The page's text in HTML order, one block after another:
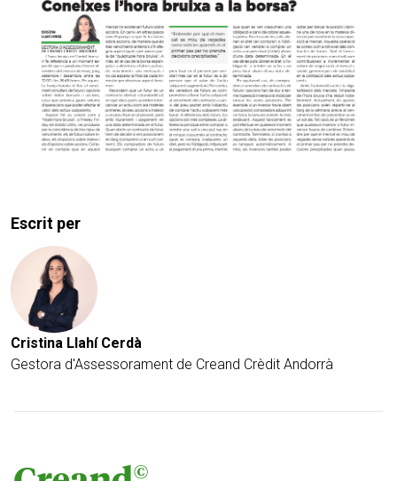
Escrit per
Cristina Llahí Cerdà
Gestora d'Assessorament de Creand Crèdit Andorrà